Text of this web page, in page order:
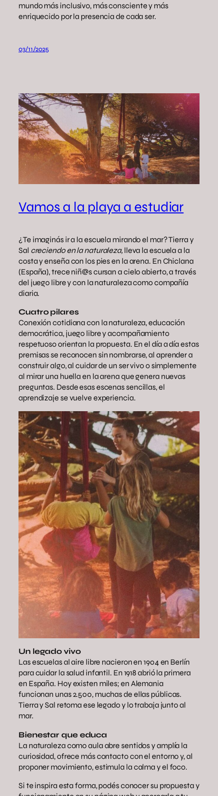
mundo más inclusivo, más consciente y más
enriquecido por la presencia de cada ser.
03/11/2025
Vamos a la playa a estudiar
¿Te imaginás ir a la escuela mirando el mar? Tierra y
Sal creciendo en la naturaleza,lleva la escuela a la
costa y enseña con los pies en la arena. En Chiclana
(España), trece niñ@s cursan a cielo abierto, a través
del juego libre y con la naturaleza como compañía
diaria.
Cuatro pilares
Conexión cotidiana con la naturaleza, educación
democrática, juego libre y acompañamiento
respetuoso orientan la propuesta. En el día a día estas
premisas se reconocen sin nombrarse, al aprender a
construir algo, al cuidar de un ser vivo o simplemente
al mirar una huella en la arena que genera nuevas
preguntas. Desde esas escenas sencillas, el
aprendizaje se vuelve experiencia.
Un legado vivo
Las escuelas al aire libre nacieron en 1904 en Berlín
para cuidar la salud infantil. En 1918 abrió la primera
en España. Hoy existen miles; en Alemania
funcionan unas 2.500, muchas de ellas públicas.
Tierra y Sal retoma ese legado y lo trabaja junto al
mar.
Bienestar que educa
La naturaleza como aula abre sentidos y amplía la
curiosidad, ofrece más contacto con el entorno y, al
proponer movimiento, estimula la calma y el foco.
Si te inspira esta forma, podés conocer su propuesta y